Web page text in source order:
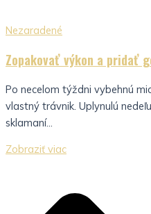
Nezaradené
Zopakovať výkon a pridať
Po necelom týždni vybehnú
vlastný trávnik. Uplynulú
sklamaní...
Zobraziť viac